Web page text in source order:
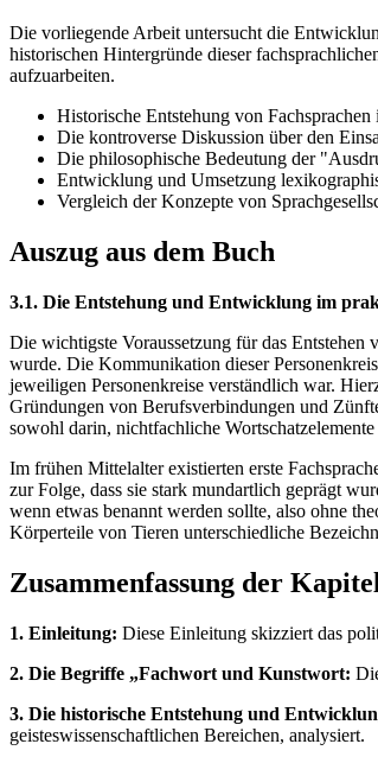
Die vorliegende Arbeit untersucht die
historischen Hintergründe dieser
aufzuarbeiten.
Historische Entstehung von
Die kontroverse Diskussion über den
Die philosophische Bedeutung der
Entwicklung und Umsetzung
Vergleich der Konzepte von
Auszug aus dem Buch
3.1. Die Entstehung und Entwicklung im
Die wichtigste Voraussetzung für das Entstehen
wurde. Die Kommunikation dieser
jeweiligen Personenkreise verständlich war.
Gründungen von Berufsverbindungen und
sowohl darin, nichtfachliche
Im frühen Mittelalter existierten erste
zur Folge, dass sie stark mundartlich geprägt
wenn etwas benannt werden sollte, also ohne
Körperteile von Tieren unterschiedliche
Zusammenfassung der Kapitel
1. Einleitung: Diese Einleitung skizziert das
2. Die Begriffe „Fachwort und Kunstwort:
3. Die historische Entstehung und
geisteswissenschaftlichen Bereichen, analysiert.